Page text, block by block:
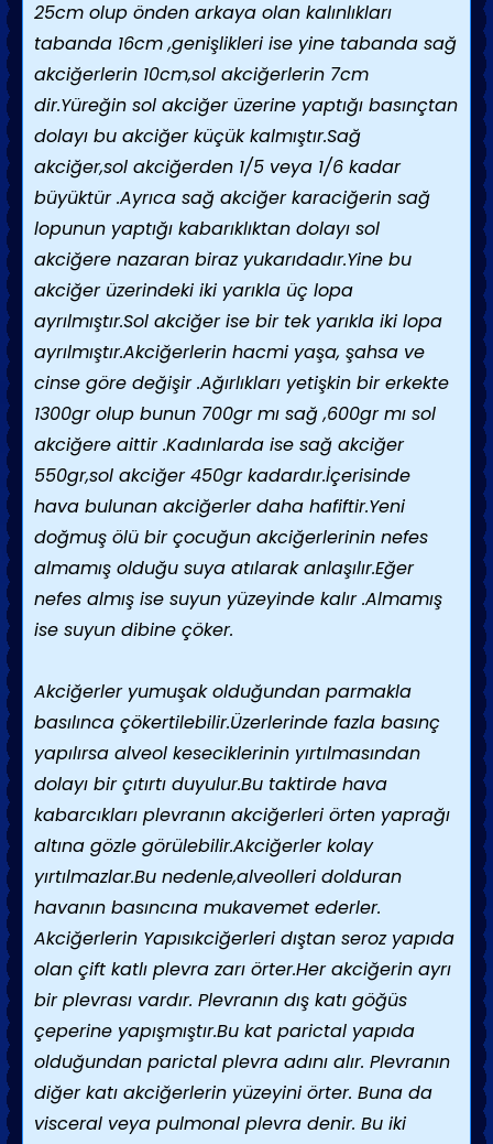
25cm olup önden arkaya olan kalınlıkları
tabanda 16cm ,genişlikleri ise yine tabanda sağ
akciğerlerin 10cm,sol akciğerlerin 7cm
dir.Yüreğin sol akciğer üzerine yaptığı basınçtan
dolayı bu akciğer küçük kalmıştır.Sağ
akciğer,sol akciğerden 1/5 veya 1/6 kadar
büyüktür .Ayrıca sağ akciğer karaciğerin sağ
lopunun yaptığı kabarıklıktan dolayı sol
akciğere nazaran biraz yukarıdadır.Yine bu
akciğer üzerindeki iki yarıkla üç lopa
ayrılmıştır.Sol akciğer ise bir tek yarıkla iki lopa
ayrılmıştır.Akciğerlerin hacmi yaşa, şahsa ve
cinse göre değişir .Ağırlıkları yetişkin bir erkekte
1300gr olup bunun 700gr mı sağ ,600gr mı sol
akciğere aittir .Kadınlarda ise sağ akciğer
550gr,sol akciğer 450gr kadardır.İçerisinde
hava bulunan akciğerler daha hafiftir.Yeni
doğmuş ölü bir çocuğun akciğerlerinin nefes
almamış olduğu suya atılarak anlaşılır.Eğer
nefes almış ise suyun yüzeyinde kalır .Almamış
ise suyun dibine çöker.
Akciğerler yumuşak olduğundan parmakla
basılınca çökertilebilir.Üzerlerinde fazla basınç
yapılırsa alveol keseciklerinin yırtılmasından
dolayı bir çıtırtı duyulur.Bu taktirde hava
kabarcıkları plevranın akciğerleri örten yaprağı
altına gözle görülebilir.Akciğerler kolay
yırtılmazlar.Bu nedenle,alveolleri dolduran
havanın basıncına mukavemet ederler.
Akciğerlerin Yapısıkciğerleri dıştan seroz yapıda
olan çift katlı plevra zarı örter.Her akciğerin ayrı
bir plevrası vardır. Plevranın dış katı göğüs
çeperine yapışmıştır.Bu kat parictal yapıda
olduğundan parictal plevra adını alır. Plevranın
diğer katı akciğerlerin yüzeyini örter. Buna da
visceral veya pulmonal plevra denir. Bu iki